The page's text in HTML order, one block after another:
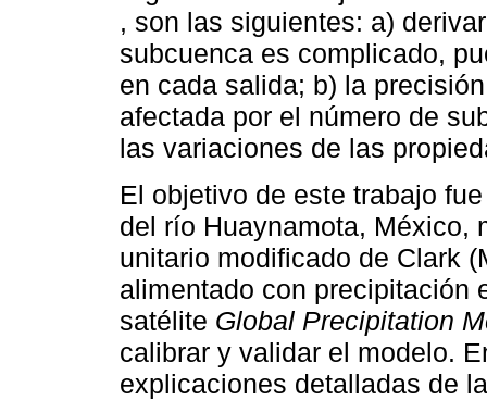
, son las siguientes: a)
subcuenca es complicado,
en cada salida; b) la
afectada por el número de
las variaciones de las
El objetivo de este trabajo
del río Huaynamota, México,
unitario modificado de Clark
alimentado con precipitación
satélite Global Precipitation
calibrar y validar el modelo.
explicaciones detalladas de